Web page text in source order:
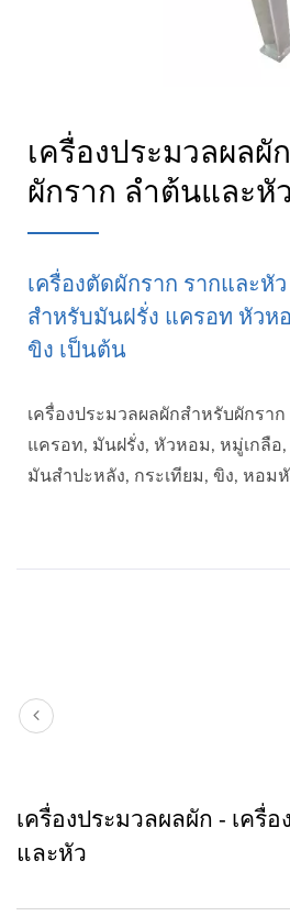
เครื่องประมวลผลผั
ผักราก ลำต้นและหัว
เครื่องตัดผักราก รากและหั
สำหรับมันฝรั่ง แครอท หัว
ขิง เป็นต้น
เครื่องประมวลผลผักสำหรับผักรา
แครอท, มันฝรั่ง, หัวหอม, หมู่เกลือ,
มันสำปะหลัง, กระเทียม, ขิง, หอม
เครื่องประมวลผลผัก - เครื่
และหัว